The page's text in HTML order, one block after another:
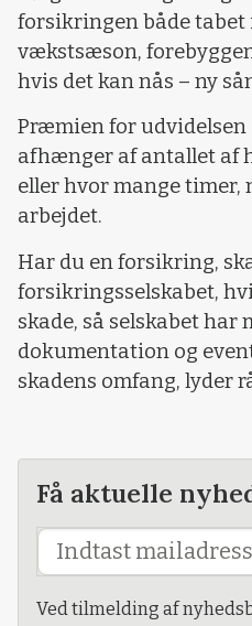
forsikringen både tabet
vækstsæson,
hvis det kan nås – ny
Præmien for
afhænger af antallet af
eller hvor mange timer,
arbejdet.
Har du en forsikring,
forsikringsselskabet,
skade, så selskabet har
dokumentation og
skadens omfang, lyder
Få aktuelle
Ved tilmelding af